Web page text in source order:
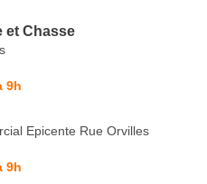
et Chasse
9h
Epicente Rue Orvilles
9h